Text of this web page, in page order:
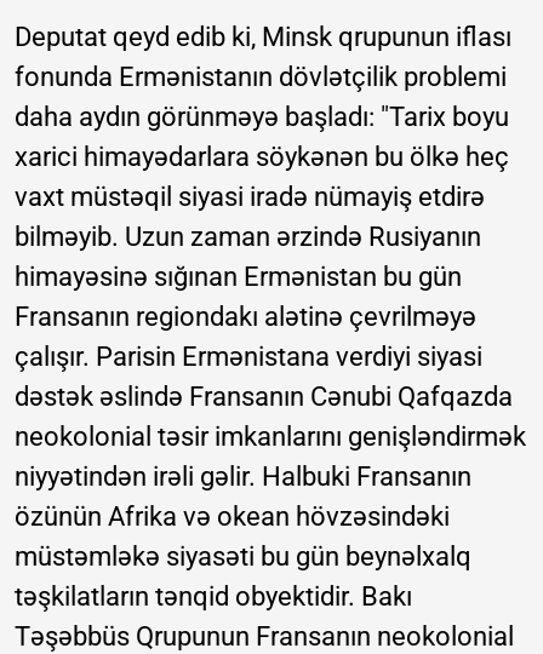
Deputat qeyd edib ki, Minsk qrupunun iflası
fonunda Ermənistanın dövlətçilik problemi
daha aydın görünməyə başladı: "Tarix boyu
xarici himayədarlara söykənən bu ölkə heç
vaxt müstəqil siyasi iradə nümayiş etdirə
bilməyib. Uzun zaman ərzində Rusiyanın
himayəsinə sığınan Ermənistan bu gün
Fransanın regiondakı alətinə çevrilməyə
çalışır. Parisin Ermənistana verdiyi siyasi
dəstək əslində Fransanın Cənubi Qafqazda
neokolonial təsir imkanlarını genişləndirmək
niyyətindən irəli gəlir. Halbuki Fransanın
özünün Afrika və okean hövzəsindəki
müstəmləkə siyasəti bu gün beynəlxalq
təşkilatların tənqid obyektidir. Bakı
Təşəbbüs Qrupunun Fransanın neokolonial